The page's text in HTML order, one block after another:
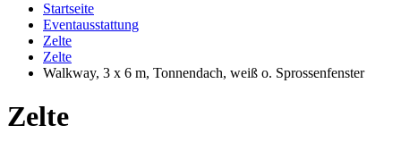
Startseite
Eventausstattung
Zelte
Zelte
Walkway, 3 x 6 m, Tonnendach, weiß o. Sprossenfenster
Zelte